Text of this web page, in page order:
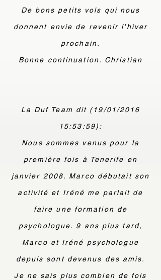
De bons petits vols qui nous
donnent envie de revenir l'hiver
prochain.
Bonne continuation. Christian
La Duf Team dit (19/01/2016
15:53:59):
Nous sommes venus pour la
première fois à Tenerife en
janvier 2008. Marco débutait son
activité et Iréné me parlait de
faire une formation de
psychologue. 9 ans plus tard,
Marco et Iréné psychologue
depuis sont devenus des amis.
Je ne sais plus combien de fois